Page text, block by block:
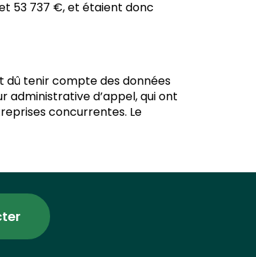
53 737 €, et étaient donc
dû tenir compte des données
administrative d’appel, qui ont
concurrentes. Le